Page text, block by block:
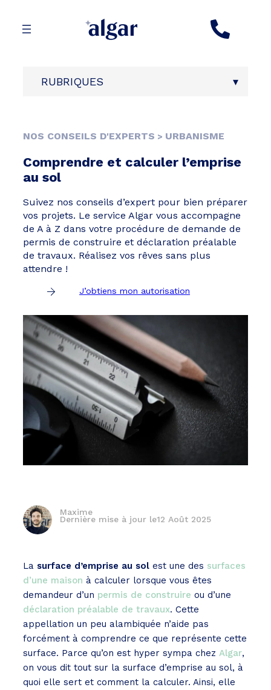
RUBRIQUES
NOS CONSEILS D'EXPERTS > URBANISME
Comprendre et calculer l’emprise
au sol
Suivez nos conseils d’expert pour bien préparer
vos projets. Le service Algar vous accompagne
de A à Z dans votre procédure de demande de
permis de construire et déclaration préalable
de travaux. Réalisez vos rêves sans plus
attendre !
J’obtiens mon autorisation
Maxime
Dernière mise à jour le12 Août 2025
La surface d’emprise au sol est une des surfaces
d’une maison à calculer lorsque vous êtes
demandeur d’un permis de construire ou d’une
déclaration préalable de travaux. Cette
appellation un peu alambiquée n’aide pas
forcément à comprendre ce que représente cette
surface. Parce qu’on est hyper sympa chez Algar,
on vous dit tout sur la surface d’emprise au sol, à
quoi elle sert et comment la calculer. Ainsi, elle